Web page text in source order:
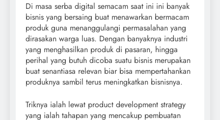
Di masa serba digital semacam saat ini ini banyak
bisnis yang bersaing buat menawarkan bermacam
produk guna menanggulangi permasalahan yang
dirasakan warga luas. Dengan banyaknya industri
yang menghasilkan produk di pasaran, hingga
perihal yang butuh dicoba suatu bisnis merupakan
buat senantiasa relevan biar bisa mempertahankan
produknya sambil terus meningkatkan bisnisnya.
Triknya ialah lewat product development strategy
yang ialah tahapan yang mencakup pembuatan